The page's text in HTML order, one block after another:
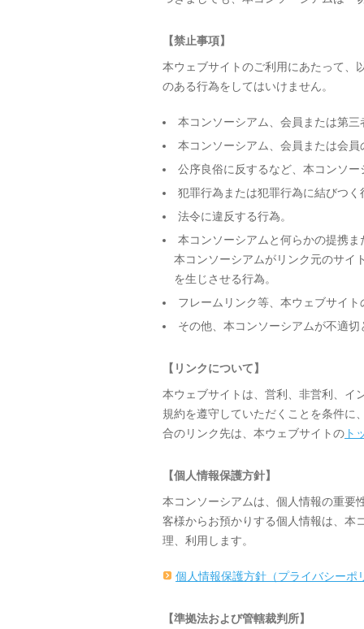
【禁止事項】
本ウェブサイトのご利用にあたって、
のある行為をしてはいけません。
本コンソーシアム、会員または第
本コンソーシアム、会員または会
公序良俗に反するなど、本コンソ
犯罪行為または犯罪行為に結びつく
法令に違反する行為。
本コンソーシアムと何らかの提携
本コンソーシアムがリンク元のサイ
を生じさせる行為。
フレームリンク等、本ウェブサイ
その他、本コンソーシアムが不適
【リンクについて】
本ウェブサイトは、営利、非営利、イ
規約を遵守していただくことを条件に
合のリンク先は、本ウェブサイトの ト
【個人情報保護方針】
本コンソーシアムは、個人情報の重要
客様からお預かりする個人情報は、本
理、利用します。
個人情報保護方針（プライバシーポ
【準拠法および管轄裁判所】